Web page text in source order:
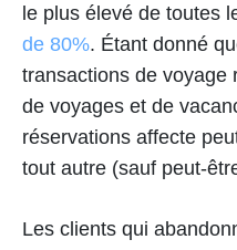
le plus élevé de toutes
de 80%. Étant donné
transactions de voyage
de voyages et de
réservations affecte
tout autre (sauf peut-
Les clients qui